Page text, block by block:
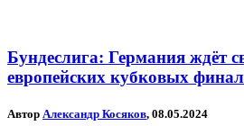
Бундеслига: Германия ждёт
европейских кубковых
Автор Александр Косяков, 08.05.2024